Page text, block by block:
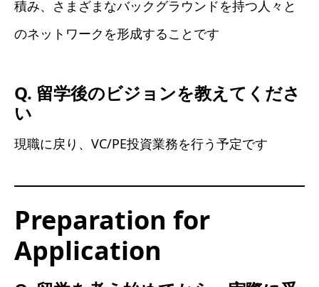
積み、さまざまなバックグラウンドを持つ人々と
のネットワークを形成することです
Q. 留学後のビジョンを教えてくださ
い
現職に戻り、VC/PE投資業務を行う予定です
Preparation for
Application